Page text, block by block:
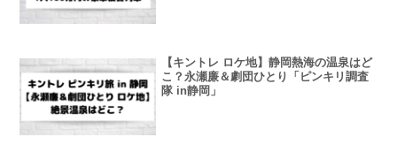
【キントレ ロケ地】静岡熱海の温泉はど
こ？永瀬廉＆劇団ひとり「ピンキリ調査
隊 in静岡」